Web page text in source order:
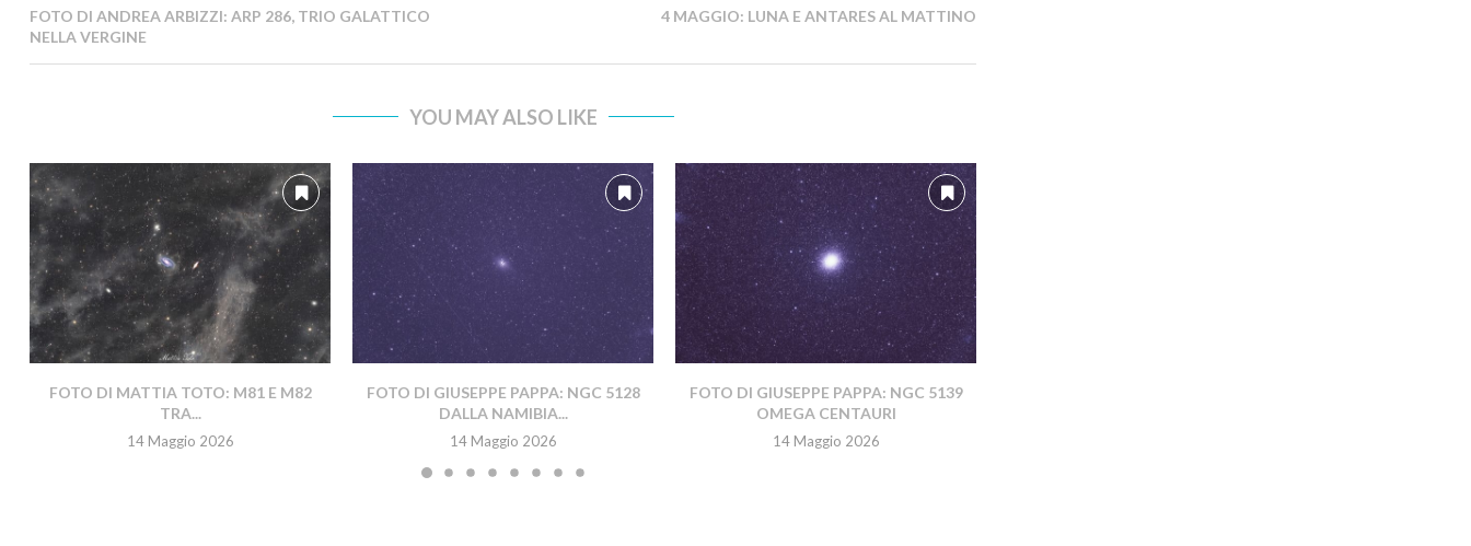
FOTO DI ANDREA ARBIZZI: ARP 286, TRIO GALATTICO
NELLA VERGINE
4 MAGGIO: LUNA E ANTARES AL MATTINO
YOU MAY ALSO LIKE
FOTO DI MATTIA TOTO: M81 E M82
TRA...
14 Maggio 2026
FOTO DI GIUSEPPE PAPPA: NGC 5128
DALLA NAMIBIA...
14 Maggio 2026
FOTO DI GIUSEPPE PAPPA: NGC 5139
OMEGA CENTAURI
14 Maggio 2026